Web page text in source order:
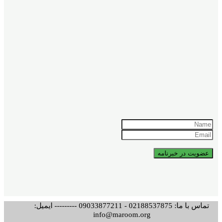
تماس با ما: 02188537875 - 09033877211 --------- ایمیل:
info@maroom.org